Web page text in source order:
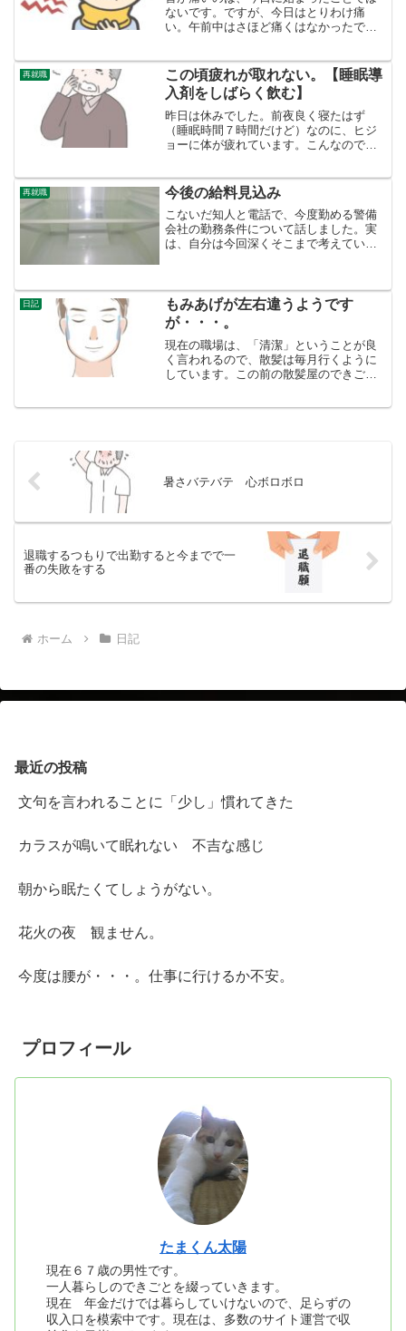
ないです。ですが、今日はとりわけ痛
い。午前中はさほど痛くはなかったです
にしました。いつもより真面目に、ネッ
トを見てきちんとやりました...
再就職
この頃疲れが取れない。【睡眠導
入剤をしばらく飲む】
昨日は休みでした。前夜良く寝たはず
（睡眠時間７時間だけど）なのに、ヒジ
ョーに体が疲れています。こんなので勤
が良からぬ状態ではないか？と健康不安
も増大していきます。座って...
再就職 今後の給料見込み
こないだ知人と電話で、今度勤める警備
会社の勤務条件について話しました。実
は、自分は今回深くそこまで考えていな
で、飛びついたのです。雇用保険がない
ということは・・・知人から...
日記
もみあげが左右違うようです
が・・・。
現在の職場は、「清潔」ということが良
く言われるので、散髪は毎月行くように
しています。この前の散髪屋のできごと
暑さバテバテ 心ボロボロ
退職するつもりで出勤すると今までで一
番の失敗をする
ホーム 日記
最近の投稿
文句を言われることに「少し」慣れてきた
カラスが鳴いて眠れない 不吉な感じ
朝から眠たくてしょうがない。
花火の夜 観ません。
今度は腰が・・・。仕事に行けるか不安。
プロフィール
たまくん太陽
現在６７歳の男性です。
一人暮らしのできごとを綴っていきます。
現在 年金だけでは暮らしていけないので、足らずの
収入口を模索中です。現在は、多数のサイト運営で収